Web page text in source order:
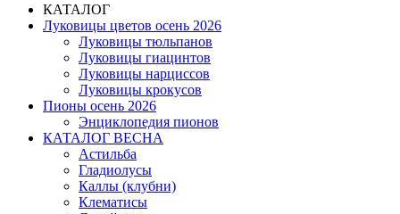
КАТАЛОГ
Луковицы цветов осень 2026
Луковицы тюльпанов
Луковицы гиацинтов
Луковицы нарциссов
Луковицы крокусов
Пионы осень 2026
Энциклопедия пионов
КАТАЛОГ ВЕСНА
Астильба
Гладиолусы
Каллы (клубни)
Клематисы